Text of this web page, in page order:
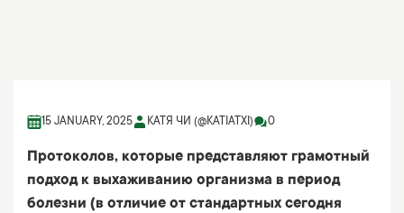
15 JANUARY, 2025 КАТЯ ЧИ (@KATIATXI) 0
Протоколов, которые представляют грамотный
подход к выхаживанию организма в период
болезни (в отличие от стандартных сегодня